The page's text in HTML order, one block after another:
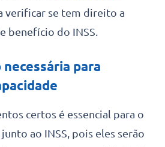
verificar se tem direito a
benefício do INSS.
para
certos é essencial para o
ao INSS, pois eles serão